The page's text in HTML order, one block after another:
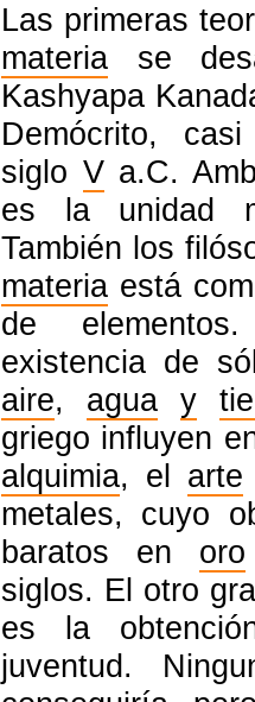
Las primeras
materia se
Kashyapa
Demócrito,
siglo Va.C.
es la unidad
También los
materia está
de
existencia de
aire, agua y
griego influyen
alquimia, el arte
metales, cuyo
baratos en oro
siglos. El otro
es la
juventud.